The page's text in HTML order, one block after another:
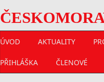
ÚVOD AKTUALITY
PŘIHLÁŠKA ČLENOVÉ